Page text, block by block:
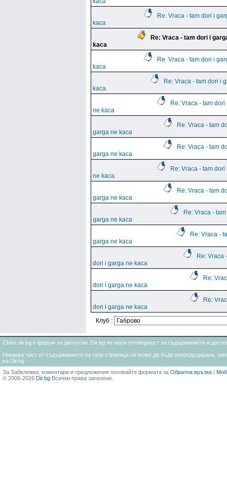
Re: Vraca - tam dori i
kaca
Re: Vraca - tam dori i
kaca
Re: Vraca - tam dori i
kaca
Re: Vraca - tam dori i
kaca
Re: Vraca - tam dori
ne kaca
Re: Vraca - tam
garga ne kaca
Re: Vraca - tam
garga ne kaca
Re: Vraca - tam dori
ne kaca
Re: Vraca - tam
garga ne kaca
Re: Vraca -
garga ne kaca
Re: Vraca -
garga ne kaca
Re: Vraca
dori i garga ne kaca
Re:
dori i garga ne kaca
Re:
dori i garga ne kaca
Клуб :
Clubs.dir.bg е форум за дискусии. Dir.bg не носи отговорност за съдържанието и
Никаква част от съдържанието на тази страница не може да бъде репродуцирана,
на Dir.bg
За Забележки, коментари и предложения ползвайте формата за Обратна връзка |
© 2006-2026 Dir.bg Всички права запазени.